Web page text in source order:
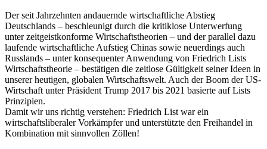
Der seit Jahrzehnten andauernde wirtschaftliche Abstieg
Deutschlands – beschleunigt durch die kritiklose Unterwerfung
unter zeitgeistkonforme Wirtschaftstheorien – und der parallel dazu
laufende wirtschaftliche Aufstieg Chinas sowie neuerdings auch
Russlands – unter konsequenter Anwendung von Friedrich Lists
Wirtschaftstheorie – bestätigen die zeitlose Gültigkeit seiner Ideen in
unserer heutigen, globalen Wirtschaftswelt. Auch der Boom der US-
Wirtschaft unter Präsident Trump 2017 bis 2021 basierte auf Lists
Prinzipien.
Damit wir uns richtig verstehen: Friedrich List war ein
wirtschaftsliberaler Vorkämpfer und unterstützte den Freihandel in
Kombination mit sinnvollen Zöllen!